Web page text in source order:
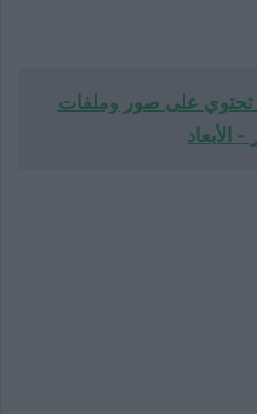
تحتوي على صور وملفات